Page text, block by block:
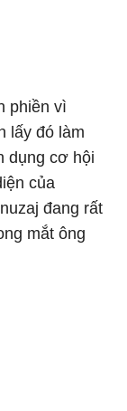
phiền vì
lấy đó làm
dụng cơ hội
của
đang rất
mắt ông